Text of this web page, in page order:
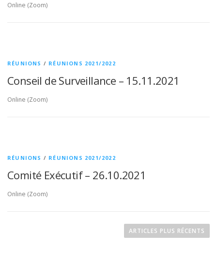
Online (Zoom)
RÉUNIONS / RÉUNIONS 2021/2022
Conseil de Surveillance – 15.11.2021
Online (Zoom)
RÉUNIONS / RÉUNIONS 2021/2022
Comité Exécutif – 26.10.2021
Online (Zoom)
ARTICLES PLUS RÉCENTS